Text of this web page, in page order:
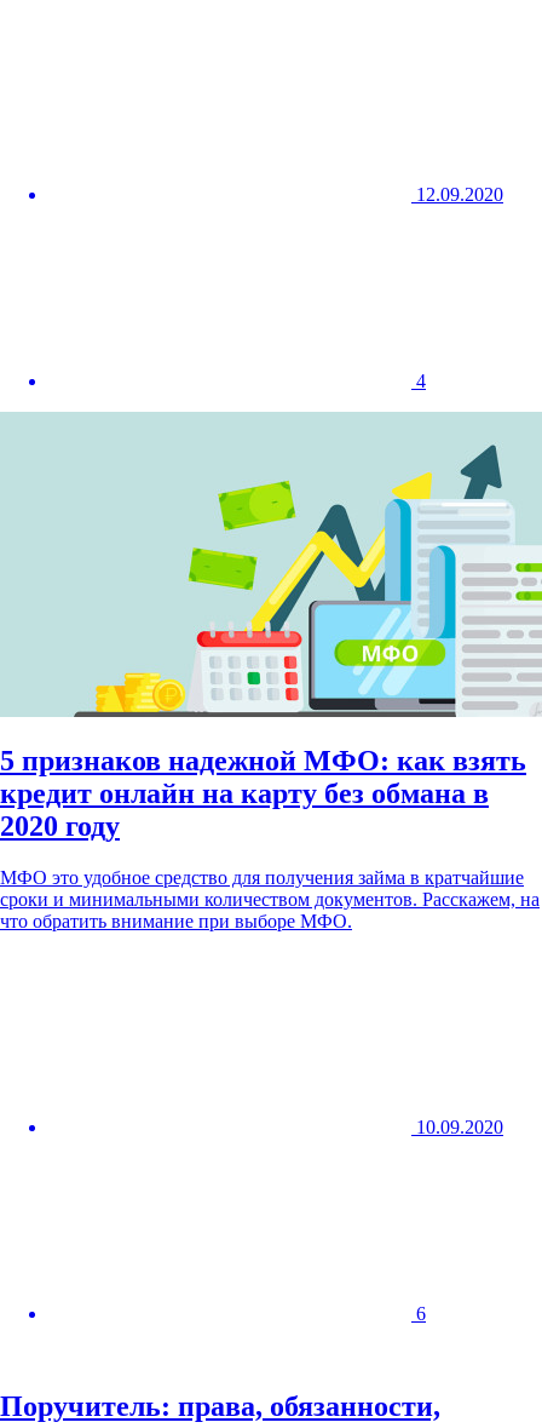
12.09.2020
4
5 признаков надежной МФО: как взять
кредит онлайн на карту без обмана в
2020 году
МФО это удобное средство для получения займа в кратчайшие
сроки и минимальными количеством документов. Расскажем, на
что обратить внимание при выборе МФО.
10.09.2020
6
Поручитель: права, обязанности,